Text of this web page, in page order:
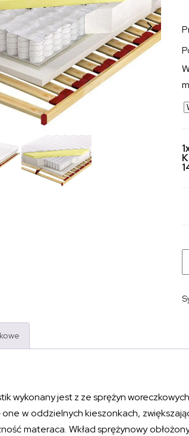
wykonany jest z ze sprężyn
one w oddzielnych kieszonkach,
materaca. Wkład sprężynowy